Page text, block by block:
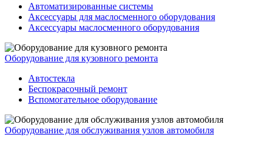
Автоматизированные системы
Аксессуары для маслосменного оборудования
Аксессуары маслосменного оборудования
Оборудование для кузовного ремонта
Автостекла
Беспокрасочный ремонт
Вспомогательное оборудование
Оборудование для обслуживания узлов автомобиля